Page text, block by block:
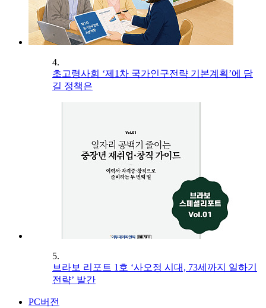
4.
초고령사회 ‘제1차 국가인구전략 기본계획’에 담
길 정책은
5.
브라보 리포트 1호 ‘사오정 시대, 73세까지 일하기
전략’ 발간
PC버전